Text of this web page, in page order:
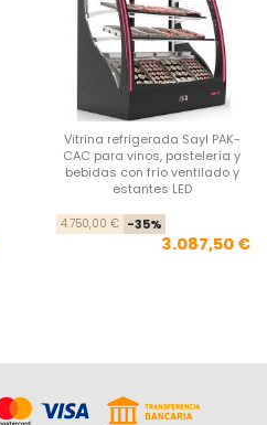
base
Vitrina refrigerada Sayl PAK-
CAC para vinos, pastelería y
bebidas con frío ventilado y
estantes LED
4.750,00 € -35%
3.087,50 €